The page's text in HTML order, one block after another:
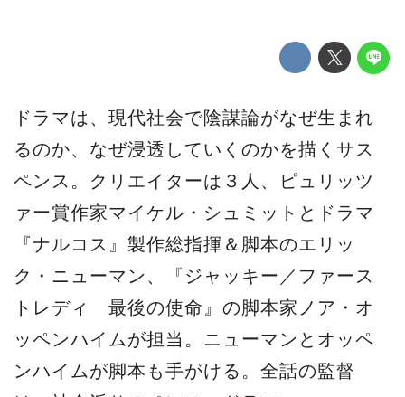
ドラマは、現代社会で陰謀論がなぜ生まれ
るのか、なぜ浸透していくのかを描くサス
ペンス。クリエイターは３人、ピュリッツ
ァー賞作家マイケル・シュミットとドラマ
『ナルコス』製作総指揮＆脚本のエリッ
ク・ニューマン、『ジャッキー／ファース
トレディ 最後の使命』の脚本家ノア・オ
ッペンハイムが担当。ニューマンとオッペ
ンハイムが脚本も手がける。全話の監督